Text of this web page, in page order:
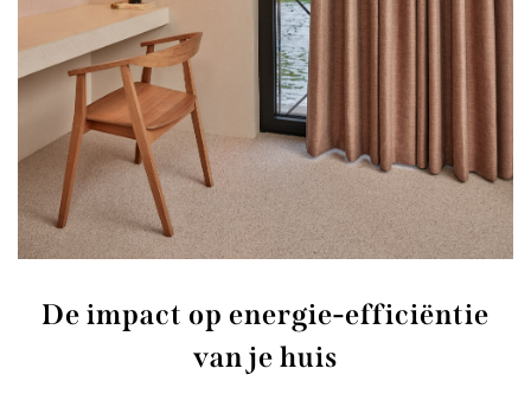
De impact op energie-efficiëntie
van je huis